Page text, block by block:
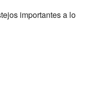
importantes a lo